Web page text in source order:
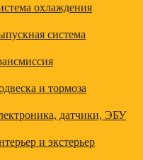
охлаждения
система
и тормоза
датчики, ЭБУ
и экстерьер